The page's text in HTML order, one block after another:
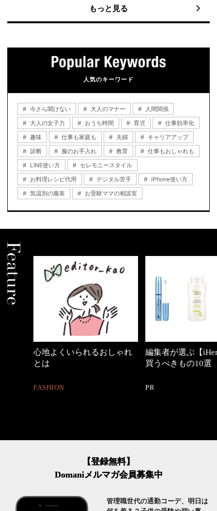
もっと見る
人気のキーワード
今さら聞けない 大人のマナー
人間関係
大人の女子力
おうち時間 育児
仕事効率化
趣味
仕事も家庭も 夫婦
キャリアアップ
診断
服のお手入れ 教育
仕事もおしゃれも
LINE使い方
セレモニースタイル
お料理レシピ代用
デジタル苦手
iPhone使い方
気温別の服装
お受験ママの相談室
心地よくいられるおしゃれ
とは
FASHION
編集者が選ぶ【
買うべきもの10選
PR
【登録無料】
Domaniメルマガ会員募集中
管理職世代の通勤コーデ、明日は